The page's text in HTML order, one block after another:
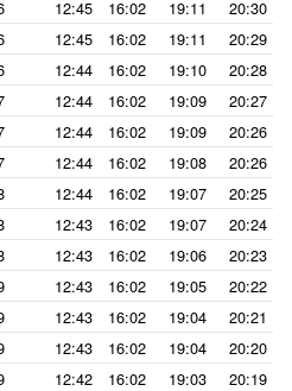
12:45 16:02 19:11
20:30
12:45 16:02 19:11
20:29
12:44 16:02 19:10
20:28
12:44 16:02 19:09
20:27
12:44 16:02 19:09
20:26
12:44 16:02 19:08
20:26
12:44 16:02 19:07
20:25
12:43 16:02 19:07
20:24
12:43 16:02 19:06
20:23
12:43 16:02 19:05
20:22
12:43 16:02 19:04
20:21
12:43 16:02 19:04
20:20
12:42 16:02 19:03
20:19